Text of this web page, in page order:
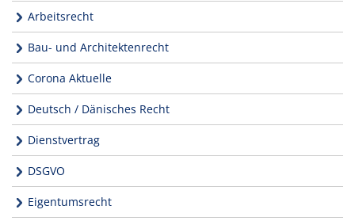
Arbeitsrecht
Bau- und Architektenrecht
Corona Aktuelle
Deutsch / Dänisches Recht
Dienstvertrag
DSGVO
Eigentumsrecht